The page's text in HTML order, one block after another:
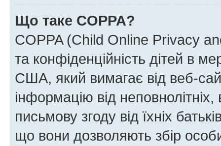
Що таке COPPA?
COPPA (Child Online Privacy
та конфіденційність дітей в
США, який вимагає від веб-
інформацію від
письмову згоду від їхніх
що вони дозволяють збір